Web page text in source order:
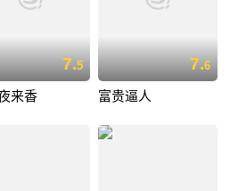
7.5
来香
7.6
富贵逼人